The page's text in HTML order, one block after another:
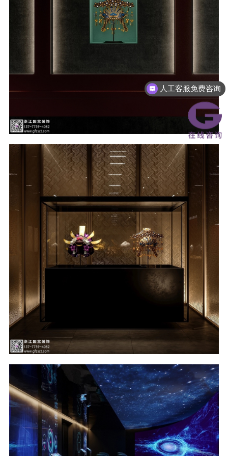
人工客服免费咨询
人工客服免费咨询